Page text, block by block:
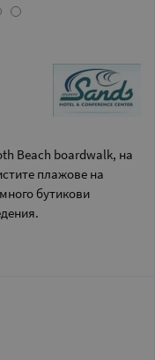
Beach boardwalk, на
плажове на
бутикови